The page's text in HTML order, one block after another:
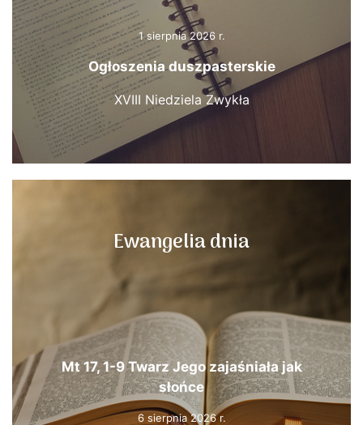
1 sierpnia 2026 r.
Ogłoszenia duszpasterskie
XVIII Niedziela Zwykła
Ewangelia dnia
Mt 17, 1-9 Twarz Jego zajaśniała jak
słońce
6 sierpnia 2026 r.